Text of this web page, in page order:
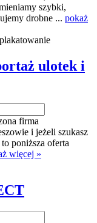
szybki,
drobne ... pokaż
ulotek i
firma
i jeżeli szukasz
poniższa oferta
więcej »